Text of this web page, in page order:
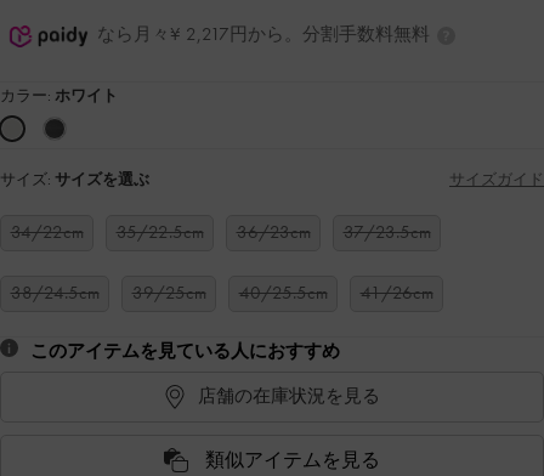
なら月々¥ 2,217円から。分割手数料無料
カラー: ホワイト
サイズ: サイズを選ぶ サイズガイド
34/22cm 35/22.5cm 36/23cm 37/23.5cm
38/24.5cm 39/25cm 40/25.5cm 41/26cm
このアイテムを見ている人におすすめ
店舗の在庫状況を見る
類似アイテムを見る